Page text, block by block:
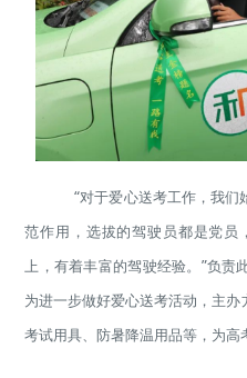
“对于爱心送考工作，我们
范作用，选拔的驾驶员都是党
上，有着丰富的驾驶经验。”负责
为进一步做好爱心送考活动，主
考试用具、防暑降温用品等，为高